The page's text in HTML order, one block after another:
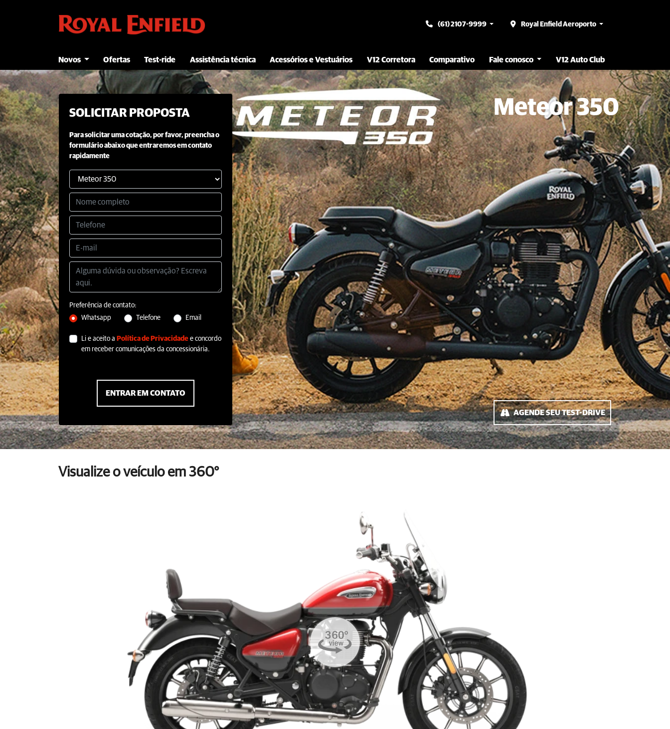
(61) 2107-9999 Royal Enfield Aeroporto
Novos Ofertas Test-ride Assistência técnica Acessórios e Vestuários V12 Corretora Comparativo Fale conosco V12 Auto Club
SOLICITAR PROPOSTA
Para solicitar uma cotação, por favor, preencha o
formulário abaixo que entraremos em contato
rapidamente
Preferência de contato:
Whatsapp
Telefone Email
Li e aceito a Política de Privacidade e concordo
em receber comunicações da concessionária.
ENTRAR EM CONTATO
Meteor 350
AGENDE SEU TEST-DRIVE
Visualize o veículo em 360°